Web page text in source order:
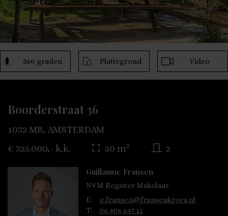
360 graden Plattegrond Video
Boorderstraat 36
1033 MB, AMSTERDAM
€ 325.000,- k.k.
50 m2 2
Guillaume Fransen
NVM Register Makelaar
E:
g.fransen@fransenkroes.nl
T:
06 406 647 11